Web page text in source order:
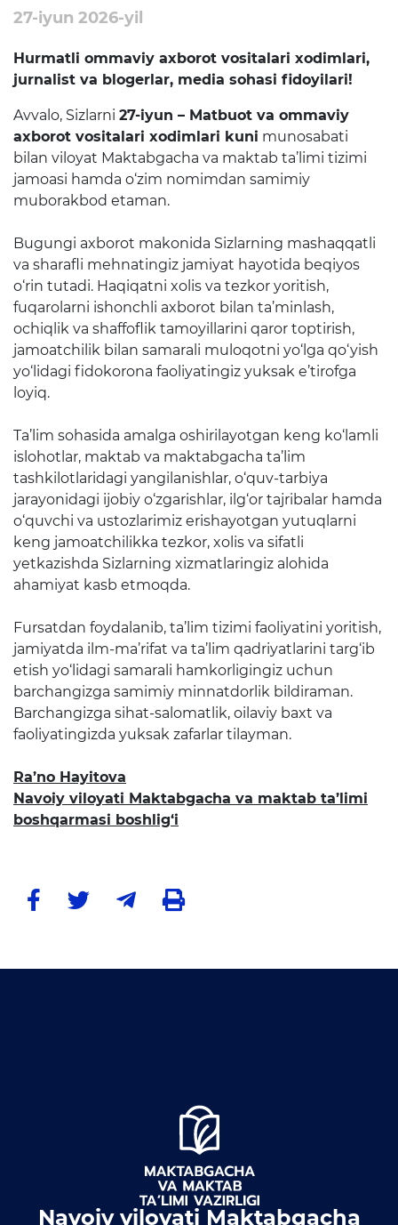
Elektron shahodatnoma
Raqamli kutubxona
Yagona elektron tizim
Malaka oshirish
Axborot xizmati
OAV biz haqimizda
Ma'ruzalar
Galereya
Videogalereya
Matbuot anjumanlari
Konferensiyalar
Yordam
Tanlovlar
Akkreditatsiya
Korrupsiyaga qarshi kurash
Murojaatlar
E'lonlar
Ochiq ma'lumotlar
OCHIQ MA'LUMOTLAR (PF-
6247)
27-iyun 2026-yil
Hurmatli ommaviy axborot vositalari xodimlari,
jurnalist va blogerlar, media sohasi fidoyilari!
Avvalo, Sizlarni 27-iyun – Matbuot va ommaviy
axborot vositalari xodimlari kuni munosabati
bilan viloyat Maktabgacha va maktab ta’limi tizimi
jamoasi hamda o‘zim nomimdan samimiy
muborakbod etaman.
Bugungi axborot makonida Sizlarning mashaqqatli
va sharafli mehnatingiz jamiyat hayotida beqiyos
o‘rin tutadi. Haqiqatni xolis va tezkor yoritish,
fuqarolarni ishonchli axborot bilan ta’minlash,
ochiqlik va shaffoflik tamoyillarini qaror toptirish,
jamoatchilik bilan samarali muloqotni yo‘lga qo‘yish
yo‘lidagi fidokorona faoliyatingiz yuksak e’tirofga
loyiq.
Ta’lim sohasida amalga oshirilayotgan keng ko‘lamli
islohotlar, maktab va maktabgacha ta’lim
tashkilotlaridagi yangilanishlar, o‘quv-tarbiya
jarayonidagi ijobiy o‘zgarishlar, ilg‘or tajribalar hamda
o‘quvchi va ustozlarimiz erishayotgan yutuqlarni
keng jamoatchilikka tezkor, xolis va sifatli
yetkazishda Sizlarning xizmatlaringiz alohida
ahamiyat kasb etmoqda.
Fursatdan foydalanib, ta’lim tizimi faoliyatini yoritish,
jamiyatda ilm-ma’rifat va ta’lim qadriyatlarini targ‘ib
etish yo‘lidagi samarali hamkorligingiz uchun
barchangizga samimiy minnatdorlik bildiraman.
Barchangizga sihat-salomatlik, oilaviy baxt va
faoliyatingizda yuksak zafarlar tilayman.
Ra’no Hayitova
Navoiy viloyati Maktabgacha va maktab ta’limi
boshqarmasi boshlig‘i
Navoiy viloyati Maktabgacha